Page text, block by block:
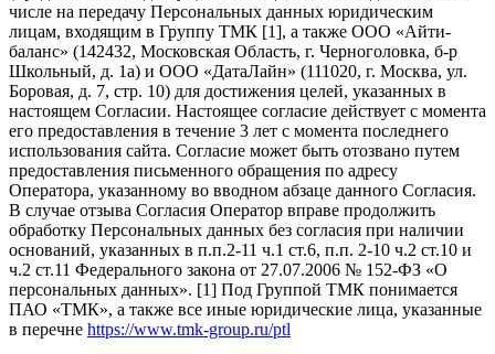
числе на передачу Персональных данных юридическим
лицам, входящим в Группу ТМК [1], а также ООО «Айти-
баланс» (142432, Московская Область, г. Черноголовка, б-р
Школьный, д. 1а) и ООО «ДатаЛайн» (111020, г. Москва, ул.
Боровая, д. 7, стр. 10) для достижения целей, указанных в
настоящем Согласии. Настоящее согласие действует с момента
его предоставления в течение 3 лет с момента последнего
использования сайта. Согласие может быть отозвано путем
предоставления письменного обращения по адресу
Оператора, указанному во вводном абзаце данного Согласия.
В случае отзыва Согласия Оператор вправе продолжить
обработку Персональных данных без согласия при наличии
оснований, указанных в п.п.2-11 ч.1 ст.6, п.п. 2-10 ч.2 ст.10 и
ч.2 ст.11 Федерального закона от 27.07.2006 № 152-ФЗ «О
персональных данных». [1] Под Группой ТМК понимается
ПАО «ТМК», а также все иные юридические лица, указанные
в перечне https://www.tmk-group.ru/ptl